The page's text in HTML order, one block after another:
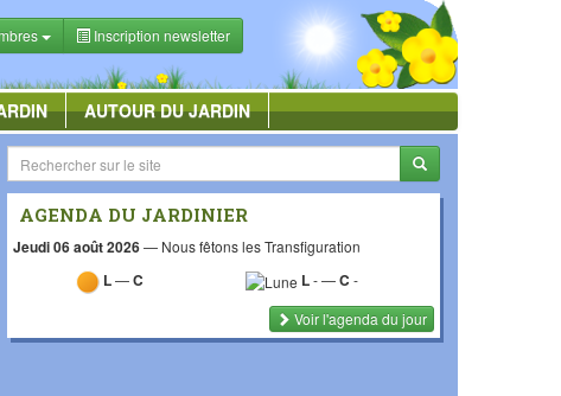
Inscription newsletter
AUTOUR DU JARDIN
AGENDA DU JARDINIER
Jeudi 06 août 2026— Nous fêtons les Transfiguration
L—C L-—C-
Voir l'agenda du jour